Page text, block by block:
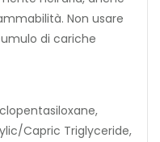
Non usare
di cariche
Capric Triglyceride,